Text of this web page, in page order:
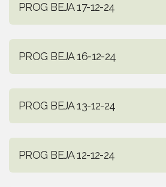
PROG BEJA 17-12-24
PROG BEJA 16-12-24
PROG BEJA 13-12-24
PROG BEJA 12-12-24